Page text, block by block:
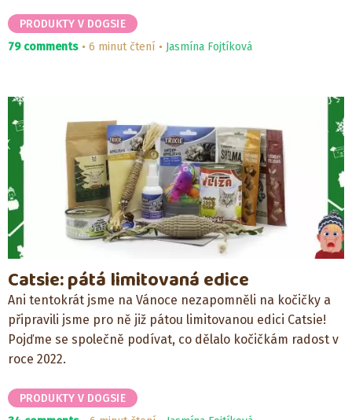
PRODUKTY V DOGSIE
79 comments
6 minut čtení Jasmína Fojtíková
Catsie: pátá limitovaná edice
Ani tentokrát jsme na Vánoce nezapomněli na kočičky a
připravili jsme pro ně již pátou limitovanou edici Catsie!
Pojďme se společně podívat, co dělalo kočičkám radost v
roce 2022.
PRODUKTY V DOGSIE